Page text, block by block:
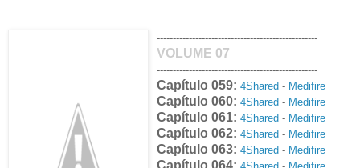
--------------------------------------------------
VOLUME 07
--------------------------------------------------
Capítulo 059: 4Shared - Medifire
Capítulo 060: 4Shared - Medifire
Capítulo 061: 4Shared - Medifire
Capítulo 062: 4Shared - Medifire
Capítulo 063: 4Shared - Medifire
Capítulo 064: